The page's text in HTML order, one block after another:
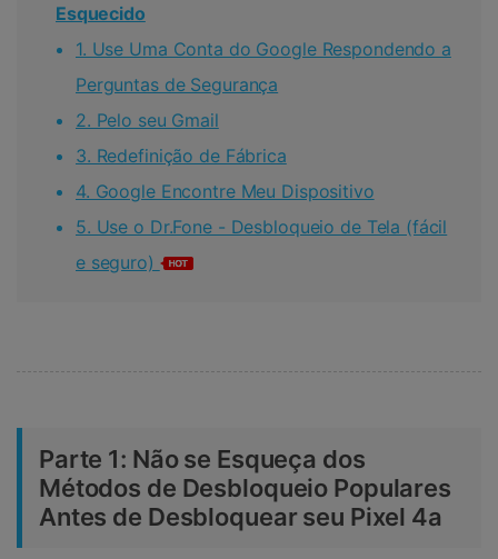
Esquecido
1. Use Uma Conta do Google Respondendo a
Perguntas de Segurança
2. Pelo seu Gmail
3. Redefinição de Fábrica
4. Google Encontre Meu Dispositivo
5. Use o Dr.Fone - Desbloqueio de Tela (fácil
e seguro)
Parte 1: Não se Esqueça dos
Métodos de Desbloqueio Populares
Antes de Desbloquear seu Pixel 4a